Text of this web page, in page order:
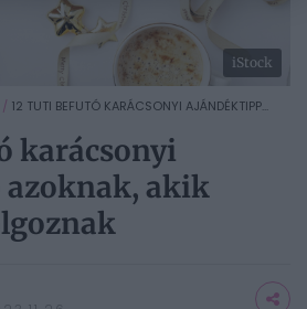
iStock
/ 12 TUTI BEFUTÓ KARÁCSONYI AJÁNDÉKTIPP...
karácsonyi
akik